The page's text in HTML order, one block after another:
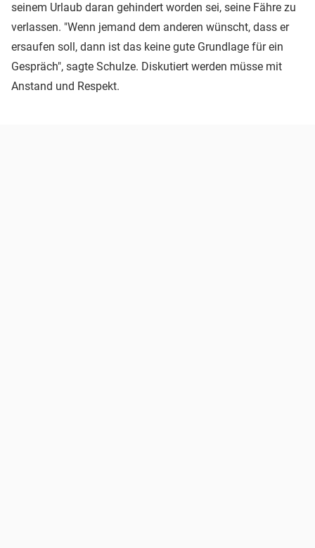
seinem Urlaub daran gehindert worden sei, seine Fähre zu
verlassen. "Wenn jemand dem anderen wünscht, dass er
ersaufen soll, dann ist das keine gute Grundlage für ein
Gespräch", sagte Schulze. Diskutiert werden müsse mit
Anstand und Respekt.